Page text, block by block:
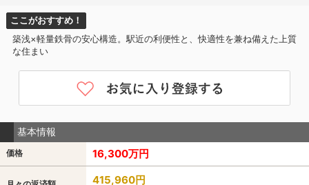
ここがおすすめ！
築浅×軽量鉄骨の安心構造。駅近の利便性と、快適性を兼ね備えた上質
な住まい
基本情報
価格 16,300万円
415,960円